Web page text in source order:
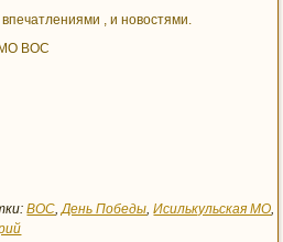
, и новостями.
МО ВОС
ВОС,День Победы,Исилькульская МО,